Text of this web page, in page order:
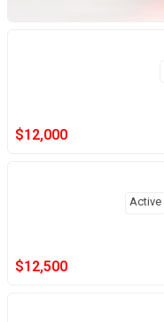
$12,000
Active
$12,500